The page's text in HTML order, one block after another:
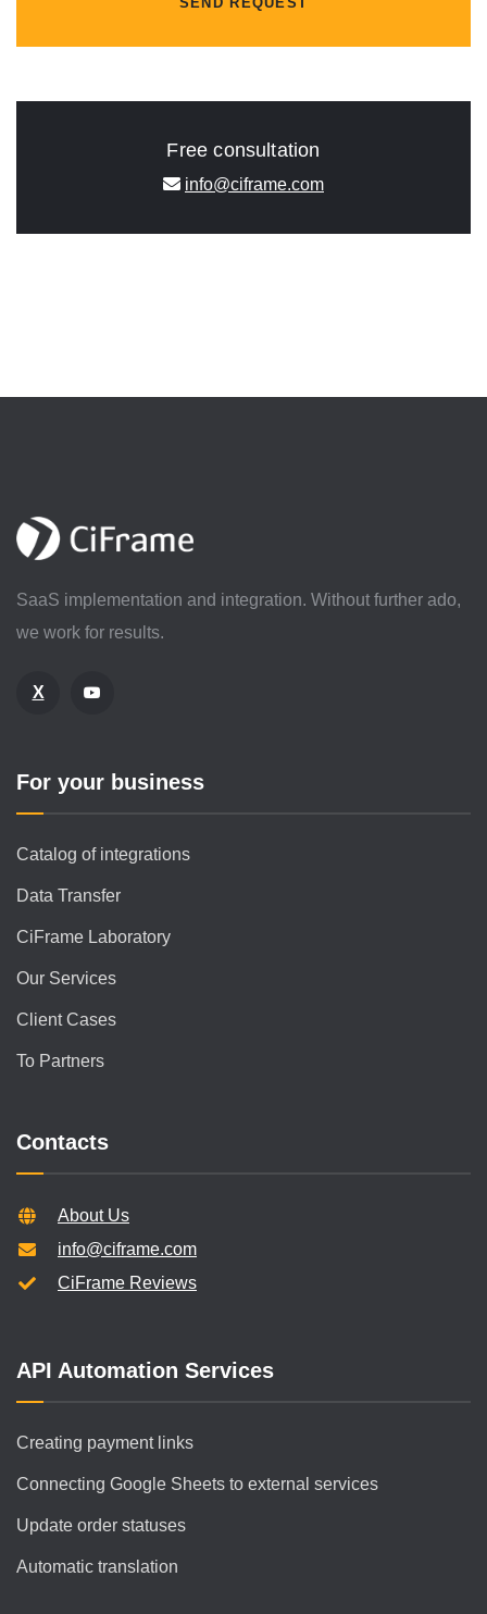
Free consultation
info@ciframe.com
SaaS implementation and integration. Without further ado,
we work for results.
X
For your business
Catalog of integrations
Data Transfer
CiFrame Laboratory
Our Services
Client Cases
To Partners
Contacts
About Us
info@ciframe.com
CiFrame Reviews
API Automation Services
Creating payment links
Connecting Google Sheets to external services
Update order statuses
Automatic translation